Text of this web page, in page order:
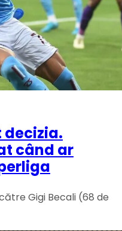
decizia.
când ar
Gigi Becali (68 de